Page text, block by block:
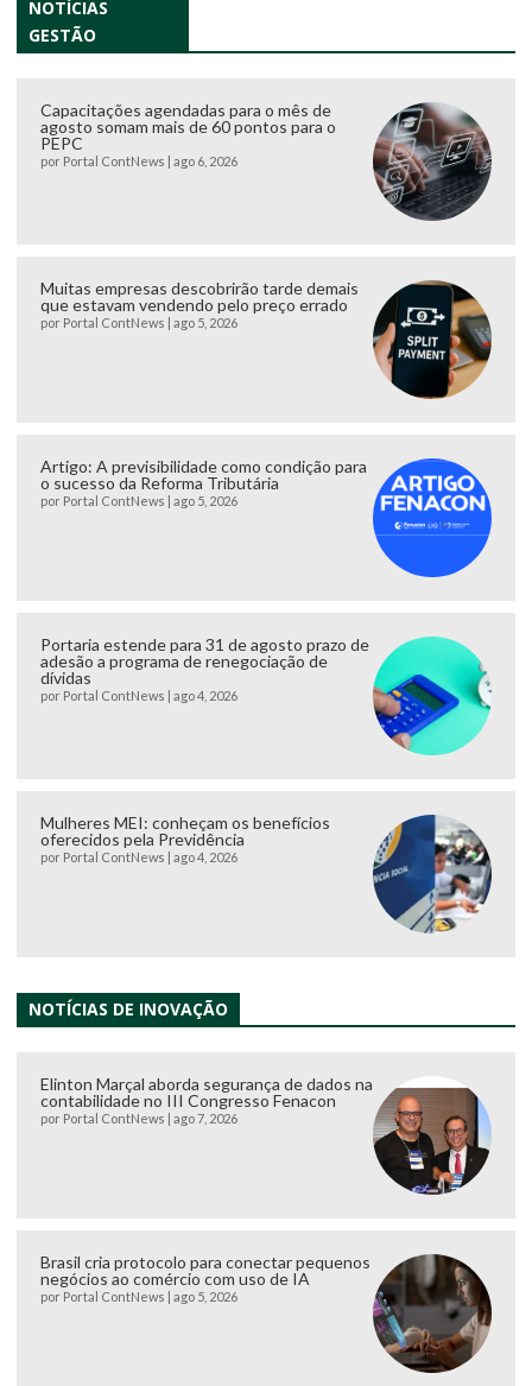
NOTÍCIAS
GESTÃO
Capacitações agendadas para o mês de
agosto somam mais de 60 pontos para o
PEPC
por Portal ContNews ago 6, 2026
Muitas empresas descobrirão tarde demais
que estavam vendendo pelo preço errado
por Portal ContNews ago 5, 2026
Artigo: A previsibilidade como condição para
o sucesso da Reforma Tributária
por Portal ContNews ago 5, 2026
Portaria estende para 31 de agosto prazo de
adesão a programa de renegociação de
dívidas
por Portal ContNews ago 4, 2026
Mulheres MEI: conheçam os benefícios
oferecidos pela Previdência
por Portal ContNews ago 4, 2026
NOTÍCIAS DE INOVAÇÃO
Elinton Marçal aborda segurança de dados na
contabilidade no III Congresso Fenacon
por Portal ContNews ago 7, 2026
Brasil cria protocolo para conectar pequenos
negócios ao comércio com uso de IA
por Portal ContNews ago 5, 2026